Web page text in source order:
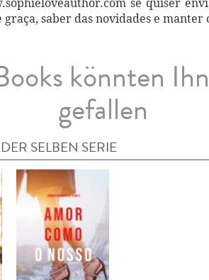
graça, saber das novidades e manter
könnten
gefallen
SELBEN SERIE